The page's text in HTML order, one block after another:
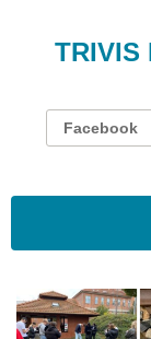
TRIVIS
Facebook